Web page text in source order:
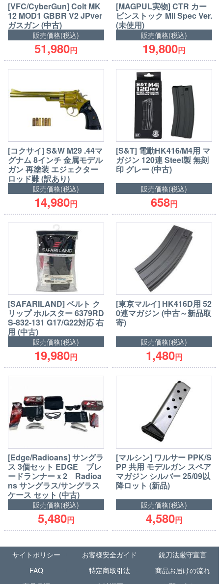
[VFC/CyberGun] Colt MK
12 MOD1 GBBR V2 JPver
ガスガン (中古)
販売価格(税込)
51,980円
[MAGPUL実物] CTR カー
ビンストック Mil Spec Ver.
(未使用)
販売価格(税込)
19,800円
[コクサイ] S&W M29 .44マ
グナム 8インチ 金属モデル
ガン 再塗装 エジェクター
ロッド難 (訳あり)
販売価格(税込)
14,980円
[S&T] 電動HK416/M4用 マ
ガジン 120連 Steel製 無刻
印 グレー (中古)
販売価格(税込)
658円
[SAFARILAND] ベルト ク
リップ ホルスター 6379RD
S-832-131 G17/G22対応 右
用 (中古)
販売価格(税込)
19,980円
[東京マルイ] HK416D用 52
0連マガジン (中古～新品取
寄)
販売価格(税込)
1,480円
[Edge/Radioans] サングラ
ス 3個セット EDGE ブレ
ードランナーｘ2 Radioa
ns サングラス/サングラス
ケース セット (中古)
販売価格(税込)
5,480円
[マルシン] ワルサー PPK/S
PP 共用 モデルガン スペア
マガジン シルバー 25/09以
降ロット (新品)
販売価格(税込)
4,580円
サイトポリシー お客様安全ガイド
銃刀法厳守宣言
FAQ
特定商取引法
商品お届けの流れ